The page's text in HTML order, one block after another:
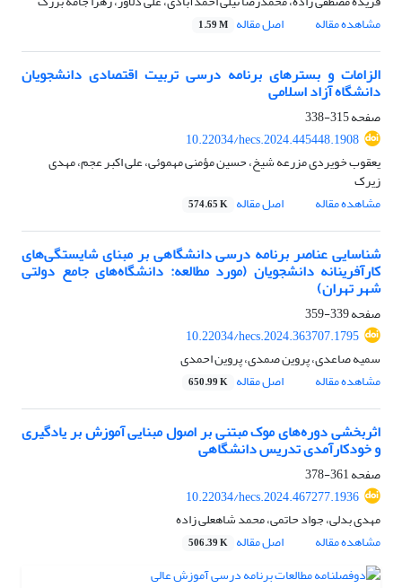
مشاهده مقاله
اصل مقاله 1.59 M
الزامات و بسترهای برنامه درسی تربیت اقتصادی دانشجویان
دانشگاه آزاد اسلامی
صفحه315-338
10.22034/hecs.2024.445448.1908
یعقوب خویردی مزرعه شیخ، حسین مؤمنی مهموئی، علی اکبر عجم، مهدی
زیرک
مشاهده مقاله
اصل مقاله 574.65 K
شناسایی عناصر برنامه درسی دانشگاهی بر مبنای شایستگی‌های
کارآفرینانه دانشجویان (مورد مطالعه: دانشگاه‌های جامع دولتی
شهر تهران)
صفحه339-359
10.22034/hecs.2024.363707.1795
سمیه صاعدی، پروین صمدی، پروین احمدی
مشاهده مقاله
اصل مقاله 650.99 K
اثربخشی دوره‌های موک مبتنی بر اصول مبنایی آموزش بر یادگیری
و خودکارآمدی تدریس دانشگاهی
صفحه361-378
10.22034/hecs.2024.467277.1936
مهدی بدلی، جواد حاتمی، محمد شاهعلی زاده
مشاهده مقاله
اصل مقاله 506.39 K